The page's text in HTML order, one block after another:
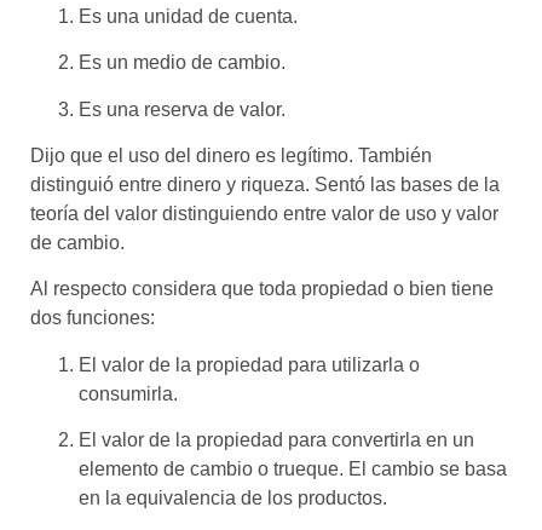
Es una unidad de cuenta.
Es un medio de cambio.
Es una reserva de valor.
Dijo que el uso del dinero es legítimo. También
distinguió entre dinero y riqueza. Sentó las bases de la
teoría del valor distinguiendo entre valor de uso y valor
de cambio.
Al respecto considera que toda propiedad o bien tiene
dos funciones:
El valor de la propiedad para utilizarla o
consumirla.
El valor de la propiedad para convertirla en un
elemento de cambio o trueque. El cambio se basa
en la equivalencia de los productos.